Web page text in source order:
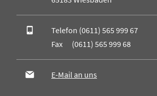
Telefon (0611) 565 999 67
Fax (0611) 565 999 68
E-Mail an uns